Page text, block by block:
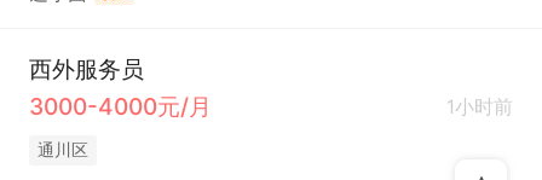
西外服务员
3000-4000元/月
1小时前
通川区